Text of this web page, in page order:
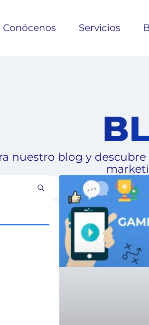
Conócenos Servicios
nuestro blog y